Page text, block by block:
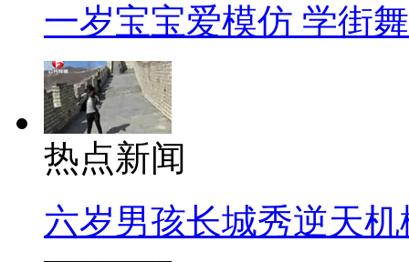
一岁宝宝爱模仿 学街
热点新闻
六岁男孩长城秀逆天机